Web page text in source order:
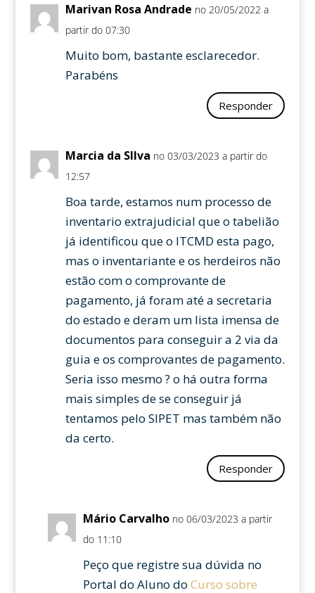
Marivan Rosa Andrade no 20/05/2022 a
partir do 07:30
Muito bom, bastante esclarecedor.
Parabéns
Responder
Marcia da SIlva no 03/03/2023 a partir do
12:57
Boa tarde, estamos num processo de
inventario extrajudicial que o tabelião
já identificou que o ITCMD esta pago,
mas o inventariante e os herdeiros não
estão com o comprovante de
pagamento, já foram até a secretaria
do estado e deram um lista imensa de
documentos para conseguir a 2 via da
guia e os comprovantes de pagamento.
Seria isso mesmo ? o há outra forma
mais simples de se conseguir já
tentamos pelo SIPET mas também não
da certo.
Responder
Mário Carvalho no 06/03/2023 a partir
do 11:10
Peço que registre sua dúvida no
Portal do Aluno do Curso sobre